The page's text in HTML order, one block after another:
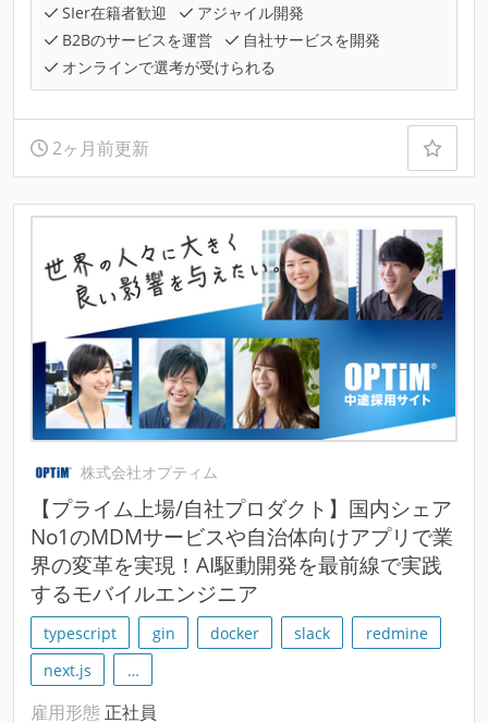
SIer在籍者歓迎
アジャイル開発
B2Bのサービスを運営
自社サービスを開発
オンラインで選考が受けられる
2ヶ月前更新
株式会社オプティム
【プライム上場/自社プロダクト】国内シェア
No1のMDMサービスや自治体向けアプリで業
界の変革を実現！AI駆動開発を最前線で実践
するモバイルエンジニア
typescript gin docker slack
redmine
next.js
…
雇用形態 正社員